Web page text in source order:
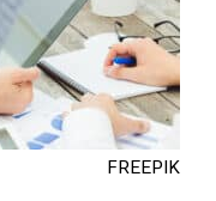
FREEPIK